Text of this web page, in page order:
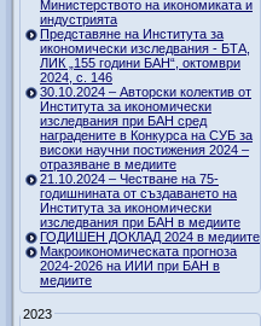
Министерството на икономиката и
индустрията
Представяне на Института за
икономически изследвания - БТА,
ЛИК „155 години БАН“, октомври
2024, с. 146
30.10.2024 – Авторски колектив от
Института за икономически
изследвания при БАН сред
наградените в Конкурса на СУБ за
високи научни постижения 2024 –
отразяване в медиите
21.10.2024 – Честване на 75-
годишнината от създаването на
Института за икономически
изследвания при БАН в медиите
ГОДИШЕН ДОКЛАД 2024 в медиите
Макроикономическата прогноза
2024-2026 на ИИИ при БАН в
медиите
2023